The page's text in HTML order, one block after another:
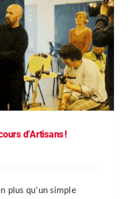
d’Artisans !
plus qu’un simple